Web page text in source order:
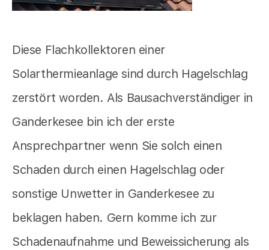
Diese Flachkollektoren einer
Solarthermieanlage sind durch Hagelschlag
zerstört worden. Als Bausachverständiger in
Ganderkesee bin ich der erste
Ansprechpartner wenn Sie solch einen
Schaden durch einen Hagelschlag oder
sonstige Unwetter in Ganderkesee zu
beklagen haben. Gern komme ich zur
Schadenaufnahme und Beweissicherung als